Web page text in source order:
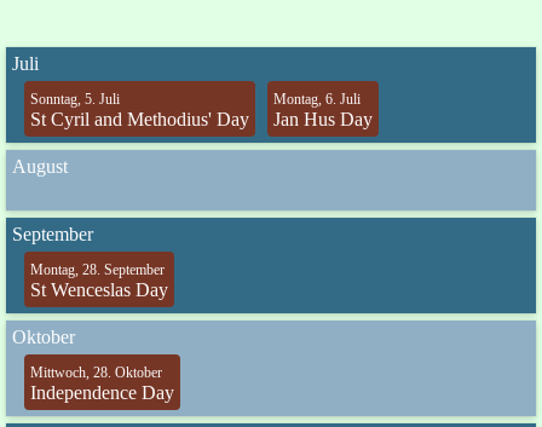
Juli
Sonntag, 5. Juli
St Cyril and Methodius' Day
Montag, 6. Juli
Jan Hus Day
August
September
Montag, 28. September
St Wenceslas Day
Oktober
Mittwoch, 28. Oktober
Independence Day